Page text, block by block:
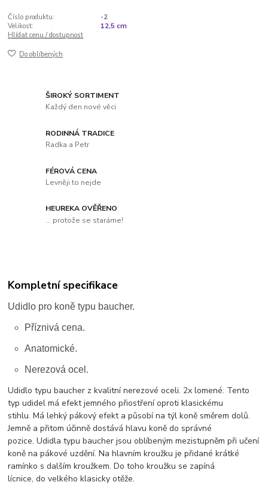
Číslo produktu:
-2
Velikost:
12,5 cm
Hlídat cenu / dostupnost
Do oblíbených
ŠIROKÝ SORTIMENT
Každý den nové věci
RODINNÁ TRADICE
Radka a Petr
FÉROVÁ CENA
Levněji to nejde
HEUREKA OVĚŘENO
... protože se staráme!
Kompletní specifikace
Udidlo pro koně typu baucher.
Příznivá cena.
Anatomické.
Nerezová ocel.
Udidlo typu baucher z kvalitní nerezové oceli. 2x lomené. Tento
typ udidel má efekt jemného přiostření oproti klasickému
stihlu.Málehký pákový efekt apůsobínatýl koně směrem dolů.
Jemně apřitom účinně dostává hlavu konědo správné
pozice. Udidla typu baucher jsou oblíbeným mezistupněm při učení
koněnapákové uzdění. Na hlavním kroužku je přidané krátké
ramínko sdalším kroužkem.Dotoho kroužku se zapíná
lícnice,dovelkého klasicky otěže.